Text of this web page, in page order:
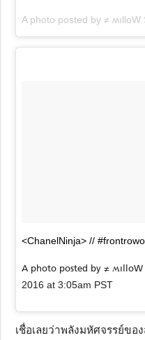
A photo posted by ≠ ʍılloW
<ChanelNinja> //
A photo posted by ≠ ʍılloW
2016 at 3:05am PST
เชื่อเลยว่าพลังมหัศจรรย์ข